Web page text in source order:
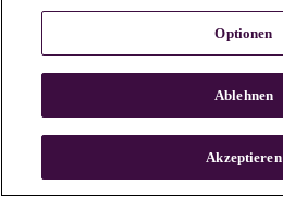
n
Optionen
Ablehnen
Akzeptieren